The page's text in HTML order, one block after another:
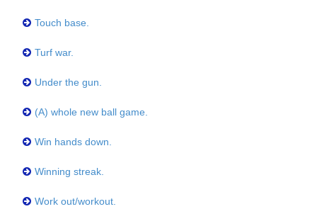
Touch base.
Turf war.
Under the gun.
(A) whole new ball game.
Win hands down.
Winning streak.
Work out/workout.